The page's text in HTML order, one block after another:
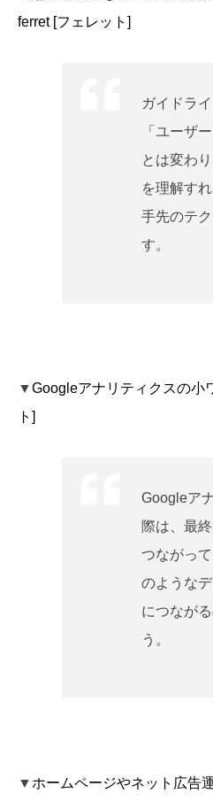
ferret [フェレット]
ガイドラ
「ユーザ
とは変わ
を理解す
手先のテ
す。
▼Googleアナリティクスの小
ト]
Googleア
際は、最
つながっ
のような
につなが
う。
▼ ホームページやネット広告